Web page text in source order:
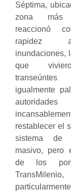
Séptima,
zona más
reaccionó
inundaciones,
que
igualmente
autoridades
restablecer el
sistema de
masivo, pero
de los
TransMilenio,